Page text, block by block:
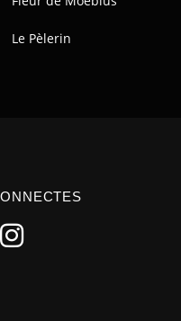
Le Pèlerin